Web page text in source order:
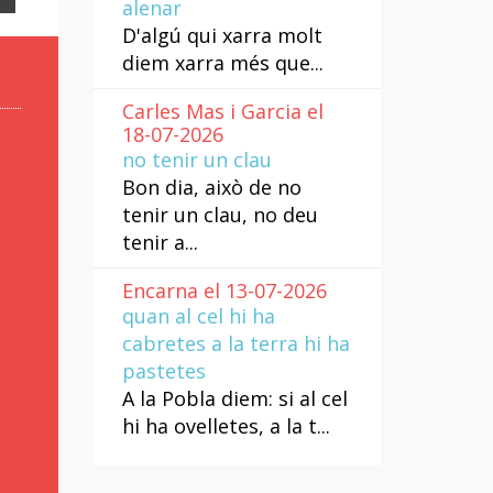
alenar
D'algú qui xarra molt
diem xarra més que...
Carles Mas i Garcia el
18-07-2026
no tenir un clau
Bon dia, això de no
tenir un clau, no deu
tenir a...
Encarna el 13-07-2026
quan al cel hi ha
cabretes a la terra hi ha
pastetes
A la Pobla diem: si al cel
hi ha ovelletes, a la t...